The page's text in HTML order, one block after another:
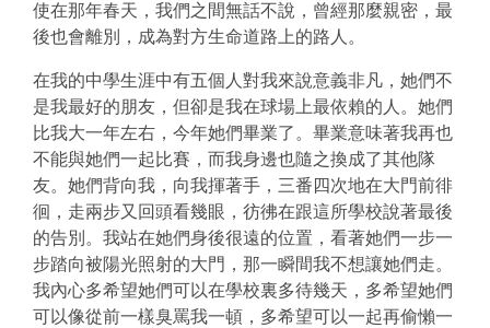
使在那年春天，我們之間無話不說，曾經那麼親密，最
後也會離別，成為對方生命道路上的路人。
在我的中學生涯中有五個人對我來說意義非凡，她們不
是我最好的朋友，但卻是我在球場上最依賴的人。她們
比我大一年左右，今年她們畢業了。畢業意味著我再也
不能與她們一起比賽，而我身邊也隨之換成了其他隊
友。她們背向我，向我揮著手，三番四次地在大門前徘
徊，走兩步又回頭看幾眼，彷彿在跟這所學校說著最後
的告別。我站在她們身後很遠的位置，看著她們一步一
步踏向被陽光照射的大門，那一瞬間我不想讓她們走。
我內心多希望她們可以在學校裏多待幾天，多希望她們
可以像從前一樣臭罵我一頓，多希望可以一起再偷懶一